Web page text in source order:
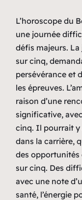
L’horoscope du
une journée
défis majeurs.
sur cinq,
persévérance et
les épreuves.
raison d’une
significative,
cinq. Il pourrait y
dans la carrière,
des opportunités
sur cinq. Des
avec une note
santé, l’énergie